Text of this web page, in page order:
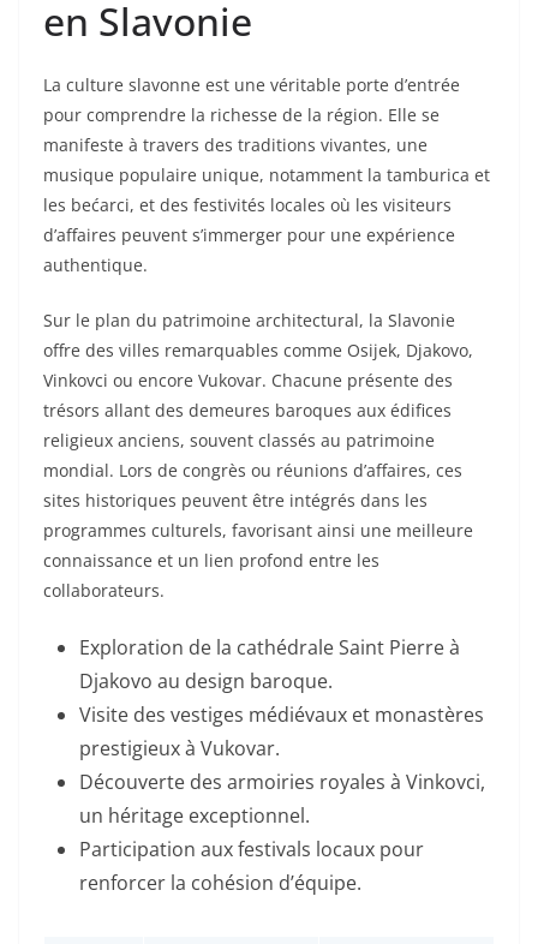
en Slavonie
La culture slavonne est une véritable porte d’entrée
pour comprendre la richesse de la région. Elle se
manifeste à travers des traditions vivantes, une
musique populaire unique, notamment la tamburica et
les bećarci, et des festivités locales où les visiteurs
d’affaires peuvent s’immerger pour une expérience
authentique.
Sur le plan du patrimoine architectural, la Slavonie
offre des villes remarquables comme Osijek, Djakovo,
Vinkovci ou encore Vukovar. Chacune présente des
trésors allant des demeures baroques aux édifices
religieux anciens, souvent classés au patrimoine
mondial. Lors de congrès ou réunions d’affaires, ces
sites historiques peuvent être intégrés dans les
programmes culturels, favorisant ainsi une meilleure
connaissance et un lien profond entre les
collaborateurs.
Exploration de la cathédrale Saint Pierre à
Djakovo au design baroque.
Visite des vestiges médiévaux et monastères
prestigieux à Vukovar.
Découverte des armoiries royales à Vinkovci,
un héritage exceptionnel.
Participation aux festivals locaux pour
renforcer la cohésion d’équipe.